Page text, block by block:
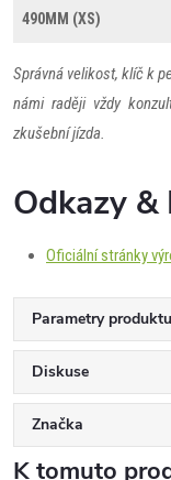
490MM (XS)
Správná velikost, klíč k
námi raději vždy
zkušební jízda.
Odkazy &
Oficiální stránky
Parametry produktu
Diskuse
Značka
K tomuto